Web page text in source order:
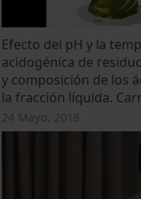
Efecto del pH y la
acidogénica de
y composición de los
la fracción líquida.
24 Mayo, 2018